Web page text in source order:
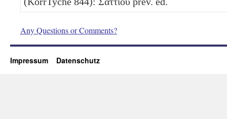
Any Questions or Comments?
Impressum Datenschutz